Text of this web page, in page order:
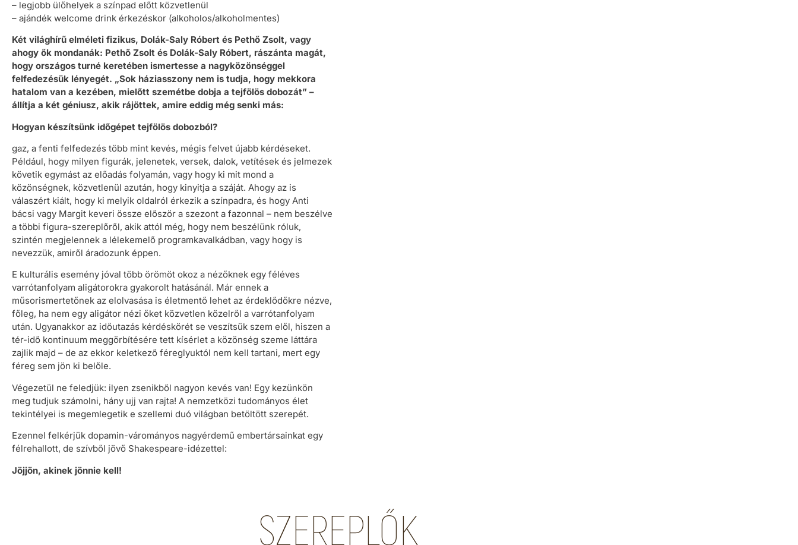
– legjobb ülőhelyek a színpad előtt közvetlenül
– ajándék welcome drink érkezéskor (alkoholos/alkoholmentes)
Két világhírű elméleti fizikus, Dolák-Saly Róbert és Pethő Zsolt, vagy
ahogy ők mondanák: Pethő Zsolt és Dolák-Saly Róbert, rászánta magát,
hogy országos turné keretében ismertesse a nagyközönséggel
felfedezésük lényegét. „Sok háziasszony nem is tudja, hogy mekkora
hatalom van a kezében, mielőtt szemétbe dobja a tejfölös dobozát” –
állítja a két géniusz, akik rájöttek, amire eddig még senki más:
Hogyan készítsünk időgépet tejfölös dobozból?
gaz, a fenti felfedezés több mint kevés, mégis felvet újabb kérdéseket.
Például, hogy milyen figurák, jelenetek, versek, dalok, vetítések és jelmezek
követik egymást az előadás folyamán, vagy hogy ki mit mond a
közönségnek, közvetlenül azután, hogy kinyitja a száját. Ahogy az is
válaszért kiált, hogy ki melyik oldalról érkezik a színpadra, és hogy Anti
bácsi vagy Margit keveri össze először a szezont a fazonnal – nem beszélve
a többi figura-szereplőről, akik attól még, hogy nem beszélünk róluk,
szintén megjelennek a lélekemelő programkavalkádban, vagy hogy is
nevezzük, amiről áradozunk éppen.
E kulturális esemény jóval több örömöt okoz a nézőknek egy féléves
varrótanfolyam aligátorokra gyakorolt hatásánál. Már ennek a
műsorismertetőnek az elolvasása is életmentő lehet az érdeklődőkre nézve,
főleg, ha nem egy aligátor nézi őket közvetlen közelről a varrótanfolyam
után. Ugyanakkor az időutazás kérdéskörét se veszítsük szem elől, hiszen a
tér-idő kontinuum meggörbítésére tett kísérlet a közönség szeme láttára
zajlik majd – de az ekkor keletkező féreglyuktól nem kell tartani, mert egy
féreg sem jön ki belőle.
Végezetül ne feledjük: ilyen zsenikből nagyon kevés van! Egy kezünkön
meg tudjuk számolni, hány ujj van rajta! A nemzetközi tudományos élet
tekintélyei is megemlegetik e szellemi duó világban betöltött szerepét.
Ezennel felkérjük dopamin-várományos nagyérdemű embertársainkat egy
félrehallott, de szívből jövő Shakespeare-idézettel:
Jöjjön, akinek jönnie kell!
SZEREPLŐK